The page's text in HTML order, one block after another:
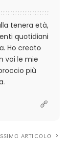
tenera età,
quotidiani
Ho creato
voi le mie
più
ARTICOLO